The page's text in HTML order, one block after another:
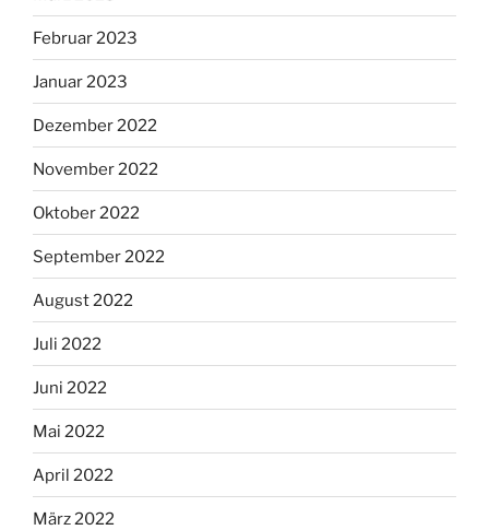
Februar 2023
Januar 2023
Dezember 2022
November 2022
Oktober 2022
September 2022
August 2022
Juli 2022
Juni 2022
Mai 2022
April 2022
März 2022